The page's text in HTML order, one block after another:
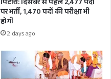
पिटारा: दिसंबर से पहले 2,477 पदों
पर भर्ती, 1,470 पदों की परीक्षा भी
होगी
2 days ago